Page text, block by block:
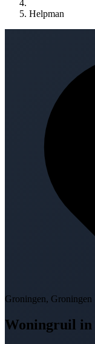
Helpman
Groningen, Groningen
Woningruil in